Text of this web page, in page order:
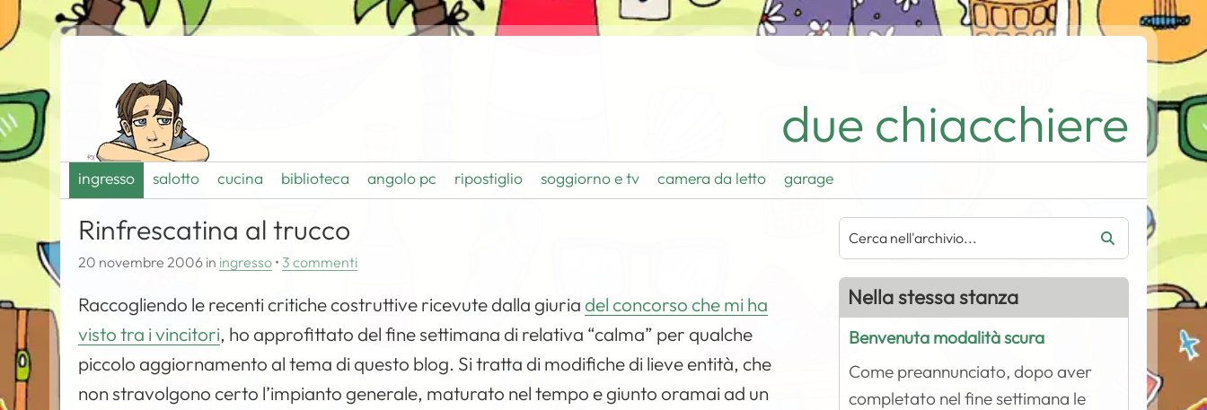
due chiacchiere
ingresso salotto cucina biblioteca angolo pc ripostiglio soggiorno e tv camera da letto garage
Rinfrescatina al trucco
20 novembre 2006 in ingresso • 3 commenti
Raccogliendo le recenti critiche costruttive ricevute dalla giuria del concorso che mi ha
visto tra i vincitori, ho approfittato del fine settimana di relativa “calma” per qualche
piccolo aggiornamento al tema di questo blog. Si tratta di modifiche di lieve entità, che
non stravolgono certo l’impianto generale, maturato nel tempo e giunto oramai ad un
Nella stessa stanza
Benvenuta modalità scura
Come preannunciato, dopo aver
completato nel fine settimana le